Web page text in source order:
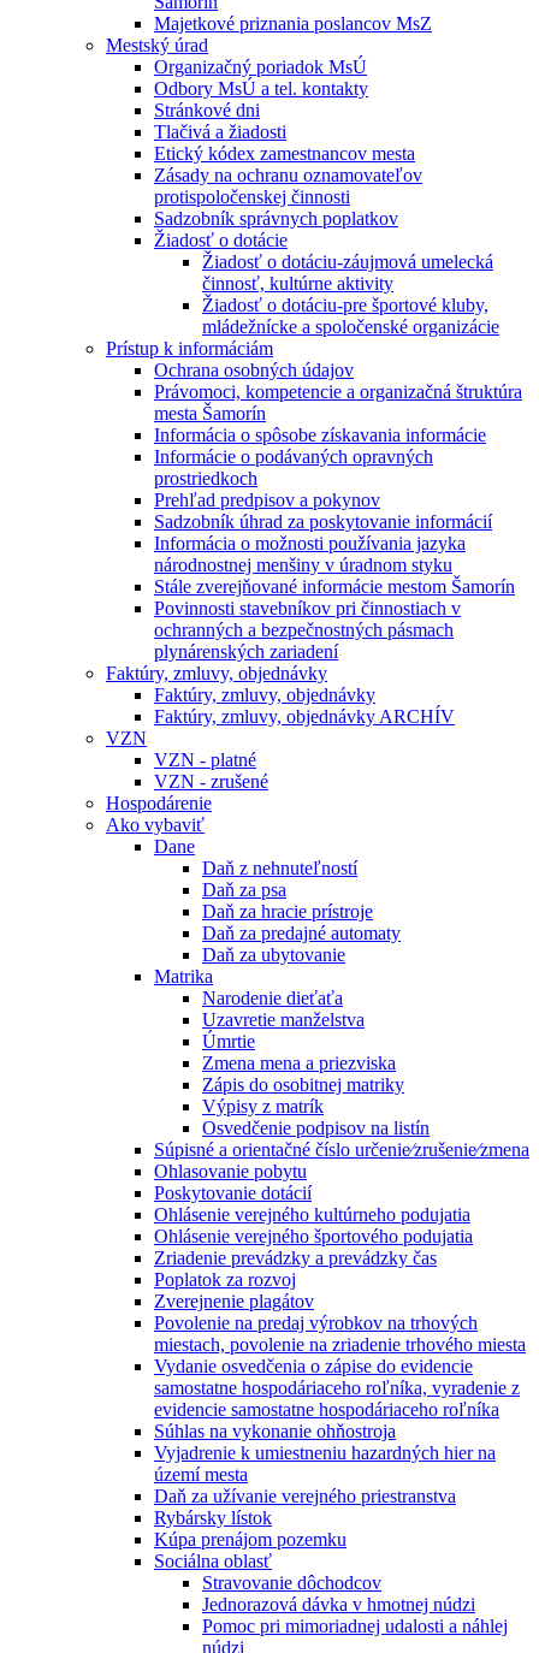
Majetkové priznania poslancov MsZ
Mestský úrad
Organizačný poriadok MsÚ
Odbory MsÚ a tel. kontakty
Stránkové dni
Tlačivá a žiadosti
Etický kódex zamestnancov mesta
Zásady na ochranu oznamovateľov
protispoločenskej činnosti
Sadzobník správnych poplatkov
Žiadosť o dotácie
Žiadosť o dotáciu-záujmová umelecká
činnosť, kultúrne aktivity
Žiadosť o dotáciu-pre športové kluby,
mládežnícke a spoločenské organizácie
Prístup k informáciám
Ochrana osobných údajov
Právomoci, kompetencie a organizačná štruktúra
mesta Šamorín
Informácia o spôsobe získavania informácie
Informácie o podávaných opravných
prostriedkoch
Prehľad predpisov a pokynov
Sadzobník úhrad za poskytovanie informácií
Informácia o možnosti používania jazyka
národnostnej menšiny v úradnom styku
Stále zverejňované informácie mestom Šamorín
Povinnosti stavebníkov pri činnostiach v
ochranných a bezpečnostných pásmach
plynárenských zariadení
Faktúry, zmluvy, objednávky
Faktúry, zmluvy, objednávky
Faktúry, zmluvy, objednávky ARCHÍV
VZN
VZN - platné
VZN - zrušené
Hospodárenie
Ako vybaviť
Dane
Daň z nehnuteľností
Daň za psa
Daň za hracie prístroje
Daň za predajné automaty
Daň za ubytovanie
Matrika
Narodenie dieťaťa
Uzavretie manželstva
Úmrtie
Zmena mena a priezviska
Zápis do osobitnej matriky
Výpisy z matrík
Osvedčenie podpisov na listín
Súpisné a orientačné číslo určenie⁄zrušenie⁄zmena
Ohlasovanie pobytu
Poskytovanie dotácií
Ohlásenie verejného kultúrneho podujatia
Ohlásenie verejného športového podujatia
Zriadenie prevádzky a prevádzky čas
Poplatok za rozvoj
Zverejnenie plagátov
Povolenie na predaj výrobkov na trhových
miestach, povolenie na zriadenie trhového miesta
Vydanie osvedčenia o zápise do evidencie
samostatne hospodáriaceho roľníka, vyradenie z
evidencie samostatne hospodáriaceho roľníka
Súhlas na vykonanie ohňostroja
Vyjadrenie k umiestneniu hazardných hier na
území mesta
Daň za užívanie verejného priestranstva
Rybársky lístok
Kúpa prenájom pozemku
Sociálna oblasť
Stravovanie dôchodcov
Jednorazová dávka v hmotnej núdzi
Pomoc pri mimoriadnej udalosti a náhlej
núdzi